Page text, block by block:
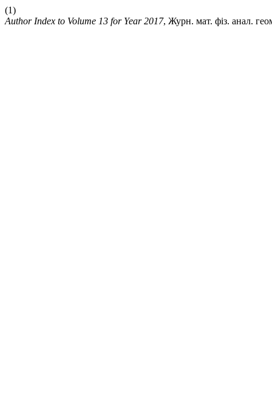
(1)
Author Index to Volume 13 for Year 2017, Журн. мат. фіз. анал.